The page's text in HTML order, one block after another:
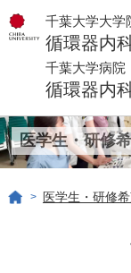
千葉大学大学
循環器内
千葉大学病院
循環器内
医学生・研修
> 医学生・研修